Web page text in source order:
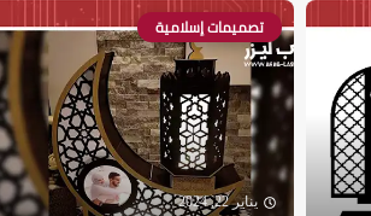
تصميمات إسلامية
يناير 22, 2024